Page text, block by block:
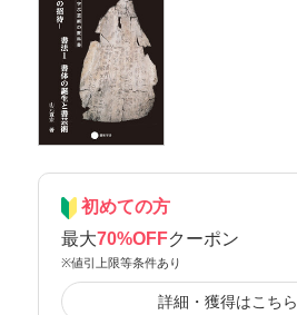
初めての方
最大70%OFFクーポン
※値引上限等条件あり
詳細・獲得はこちら